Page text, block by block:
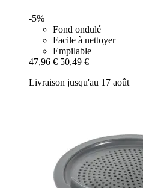
-5%
Fond ondulé
Facile à nettoyer
Empilable
47,96 € 50,49 €
Livraison jusqu'au 17 août